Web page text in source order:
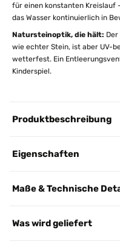
für einen konstanten Kreislauf
das Wasser kontinuierlich in
Natursteinoptik, die hält:
wie echter Stein, ist aber UV-
wetterfest. Ein
Kinderspiel.
Produktbeschreibung
Eigenschaften
Maße & Technische
Was wird geliefert